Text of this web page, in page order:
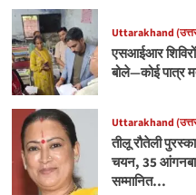
Uttarakhand
एसआईआर शिविरों
बोले—कोई पात्र
Uttarakhand
तीलू रौतेली
चयन, 35 आंगनबाड़ी
सम्मानित…